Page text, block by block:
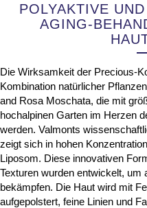
POLYAKTIVE
AGING-
Die Wirksamkeit der Precious-
Kombination natürlicher
and Rosa Moschata, die mit
hochalpinen Garten im Herzen
werden. Valmonts
zeigt sich in hohen
Liposom. Diese innovativen
Texturen wurden entwickelt, um
bekämpfen. Die Haut wird mit
aufgepolstert, feine Linien und